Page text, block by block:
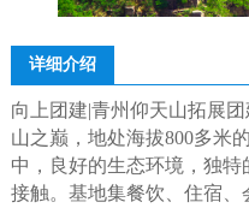
详细介绍
向上团建|青州仰天山拓展
山之巅，地处海拔800多米
中，良好的生态环境，独
接触。基地集餐饮、住宿、